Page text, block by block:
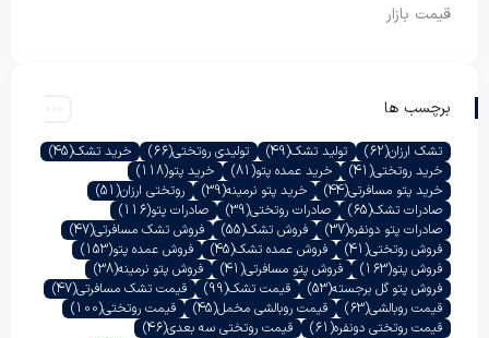
قیمت بازار
برچسب ها
تشک ارزان(62) تولید تشک(49) تولیدی روتختی(66) خرید تشک(45)
خرید روتختی(41) خرید عمده پتو(81) خرید پتو(118)
خرید پتو مسافرتی(44) خرید پتو نرمینه(39) روتختی ارزان(51)
صادرات تشک(65) صادرات روتختی(39) صادرات پتو(116)
صادرات پتو دونفره(37) فروش تشک(55) فروش تشک مسافرتی(47)
فروش روتختی(41) فروش عمده تشک(45) فروش عمده پتو(153)
فروش پتو(163) فروش پتو مسافرتی(41) فروش پتو نرمینه(38)
فروش پتو گل برجسته(53) قیمت تشک(99) قیمت تشک مسافرتی(47)
قیمت روبالشی(63) قیمت روبالشی مخمل(45) قیمت روتختی(100)
قیمت روتختی دونفره(61) قیمت روتختی سه بعدی(46)